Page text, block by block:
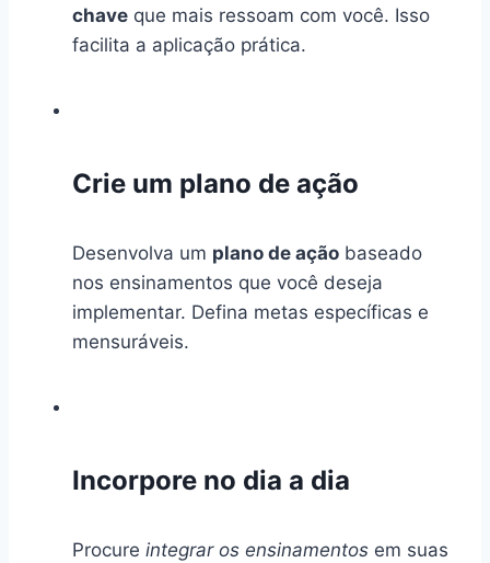
chave que mais ressoam com você. Isso
facilita a aplicação prática.
Crie um plano de ação
Desenvolva um plano de ação baseado
nos ensinamentos que você deseja
implementar. Defina metas específicas e
mensuráveis.
Incorpore no dia a dia
Procure integrar os ensinamentos em suas